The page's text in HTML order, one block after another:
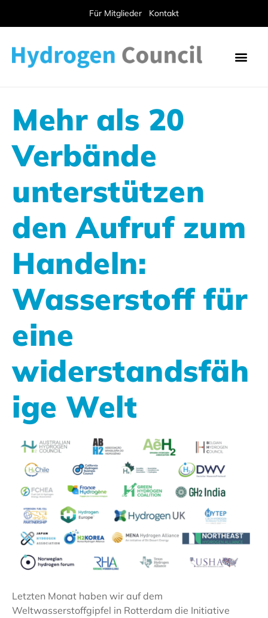
Für Mitglieder Kontakt
Mehr als 20
Verbände
unterstützen
den Aufruf zum
Handeln:
Wasserstoff für
eine
widerstandsfäh
ige Welt
Letzten Monat haben wir auf dem
Weltwasserstoffgipfel in Rotterdam die Initiative